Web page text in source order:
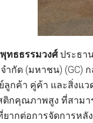
ทธธรรมวงศ์ประธา
ำกัด (มหาชน) (GC)
ลูกค้า คู่ค้า และสิ่งแ
ติกคุณภาพสูง ที่สามา
ยากต่อการจัดการห